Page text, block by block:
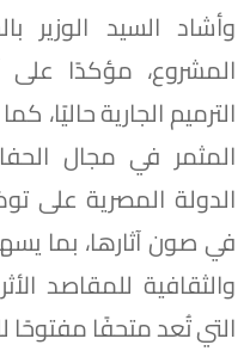
وأشاد السيد الوزير
المشروع، مؤكدًا
الترميم الجارية حاليًا،
المثمر في مجال
الدولة المصرية على
في صون آثارها، بما
والثقافية للمقاصد
التي تُعد متحفًا مفتوحًا